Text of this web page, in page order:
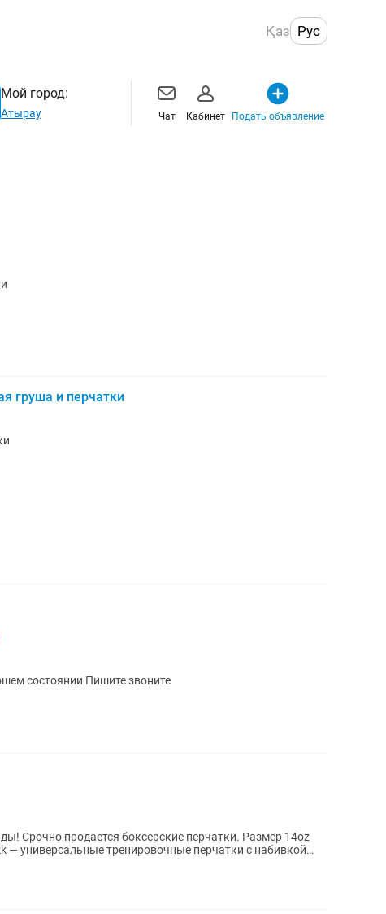
Қаз Рус
Мой город:
Атырау Чат Кабинет Подать объявление
груша и перчатки
Продам боксерская перчатки хорошем состоянии Пишите звоните
Срочно продается боксерские перчатки. Размер 14oz
— универсальные тренировочные перчатки с набивкой